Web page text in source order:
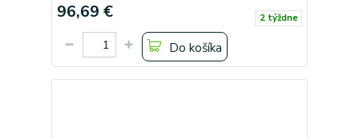
96,69 € 2 týždne
Do košíka